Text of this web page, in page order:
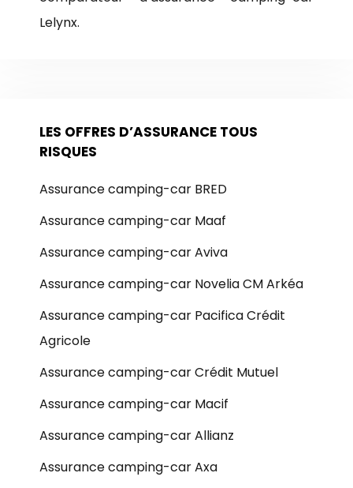
Lelynx.
LES OFFRES D’ASSURANCE TOUS
RISQUES
Assurance camping-car BRED
Assurance camping-car Maaf
Assurance camping-car Aviva
Assurance camping-car Novelia CM Arkéa
Assurance camping-car Pacifica Crédit
Agricole
Assurance camping-car Crédit Mutuel
Assurance camping-car Macif
Assurance camping-car Allianz
Assurance camping-car Axa